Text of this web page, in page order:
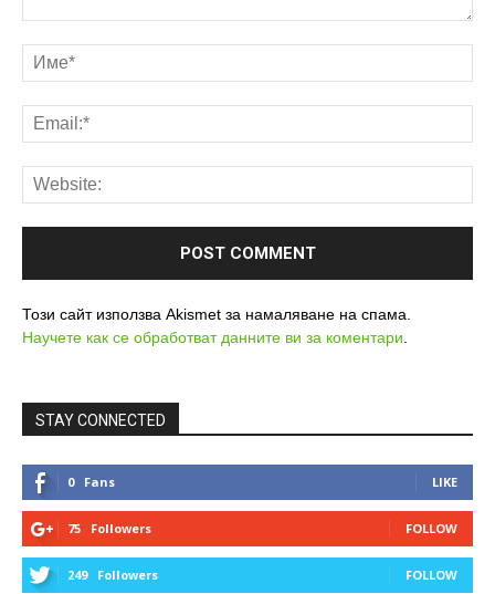
Този сайт използва Akismet за намаляване на спама.
Научете как се обработват данните ви за коментари
STAY CONNECTED
0 Fans LIKE
75 Followers FOLLOW
249 Followers FOLLOW